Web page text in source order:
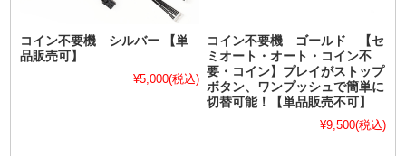
コイン不要機 シルバー 【単
品販売可】
¥5,000(税込)
コイン不要機 ゴールド 【セ
ミオート・オート・コイン不
要・コイン】プレイがストップ
ボタン、ワンプッシュで簡単に
切替可能！【単品販売不可】
¥9,500(税込)